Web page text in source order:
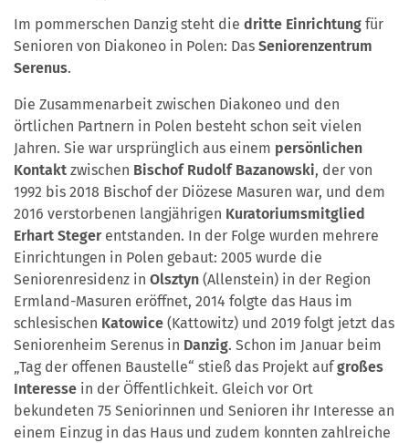
Im pommerschen Danzig steht die dritte Einrichtung für
Senioren von Diakoneo in Polen: Das Seniorenzentrum
Serenus.
Die Zusammenarbeit zwischen Diakoneo und den
örtlichen Partnern in Polen besteht schon seit vielen
Jahren. Sie war ursprünglich aus einem persönlichen
Kontakt zwischen Bischof Rudolf Bazanowski, der von
1992 bis 2018 Bischof der Diözese Masuren war, und dem
2016 verstorbenen langjährigen Kuratoriumsmitglied
Erhart Steger entstanden. In der Folge wurden mehrere
Einrichtungen in Polen gebaut: 2005 wurde die
Seniorenresidenz in Olsztyn (Allenstein) in der Region
Ermland-Masuren eröffnet, 2014 folgte das Haus im
schlesischen Katowice (Kattowitz) und 2019 folgt jetzt das
Seniorenheim Serenus in Danzig. Schon im Januar beim
„Tag der offenen Baustelle“ stieß das Projekt aufgroßes
Interesse in der Öffentlichkeit. Gleich vor Ort
bekundeten 75 Seniorinnen und Senioren ihr Interesse an
einem Einzug in das Haus und zudem konnten zahlreiche